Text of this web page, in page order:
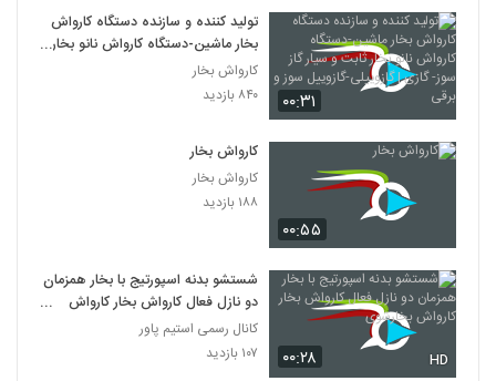
۰۰:۳۱
تولید کننده و سازنده دستگاه کارواش
بخار ماشین-دستگاه کارواش نانو بخار
ثابت و سیار گاز سوز- گازی | گازوییلی-
گازوییل سوز و برقی
کارواش بخار
۸۴۰ بازدید
۰۰:۵۵
کارواش بخار
کارواش بخار
۱۸۸ بازدید
۰۰:۲۸ HD
شستشو بدنه اسپورتیج با بخار همزمان
دو نازل فعال کارواش بخار کارواش
بخارشوی
کانال رسمی استیم پاور
۱۰۷ بازدید